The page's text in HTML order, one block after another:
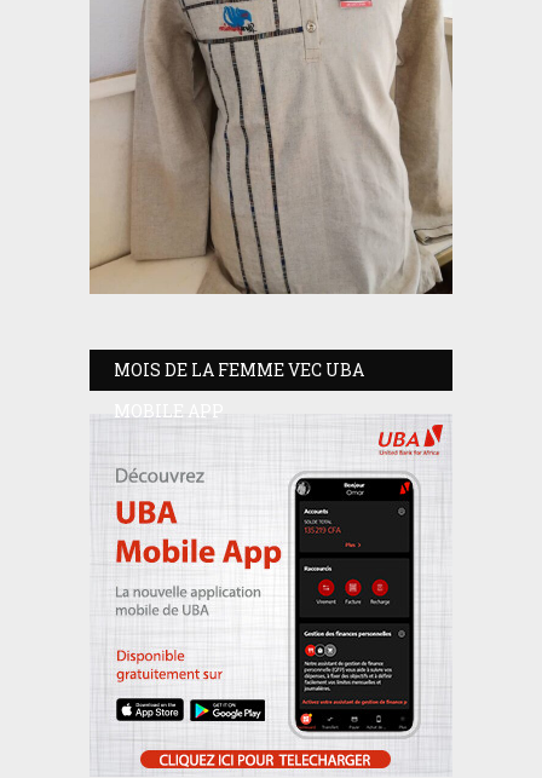
MOIS DE LA FEMME VEC UBA
MOBILE APP